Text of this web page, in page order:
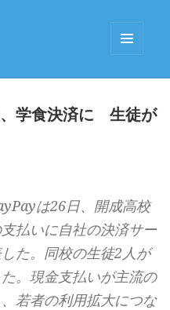
学食決済に 生徒が
は26日、開成高校
払いに自社の決済サー
た。同校の生徒2人が
。現金支払いが主流の
若者の利用拡大につな